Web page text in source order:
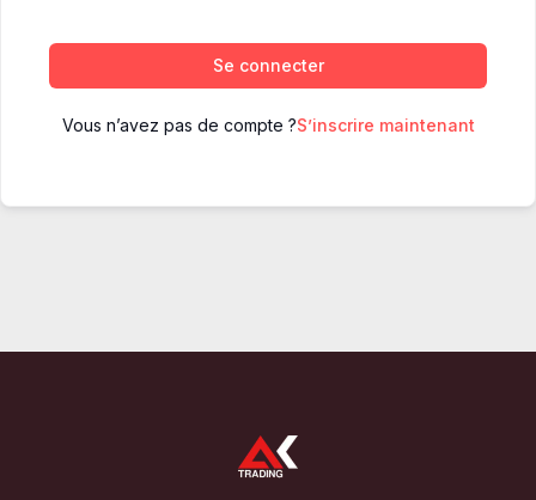
Se connecter
Vous n’avez pas de compte ?S’inscrire maintenant